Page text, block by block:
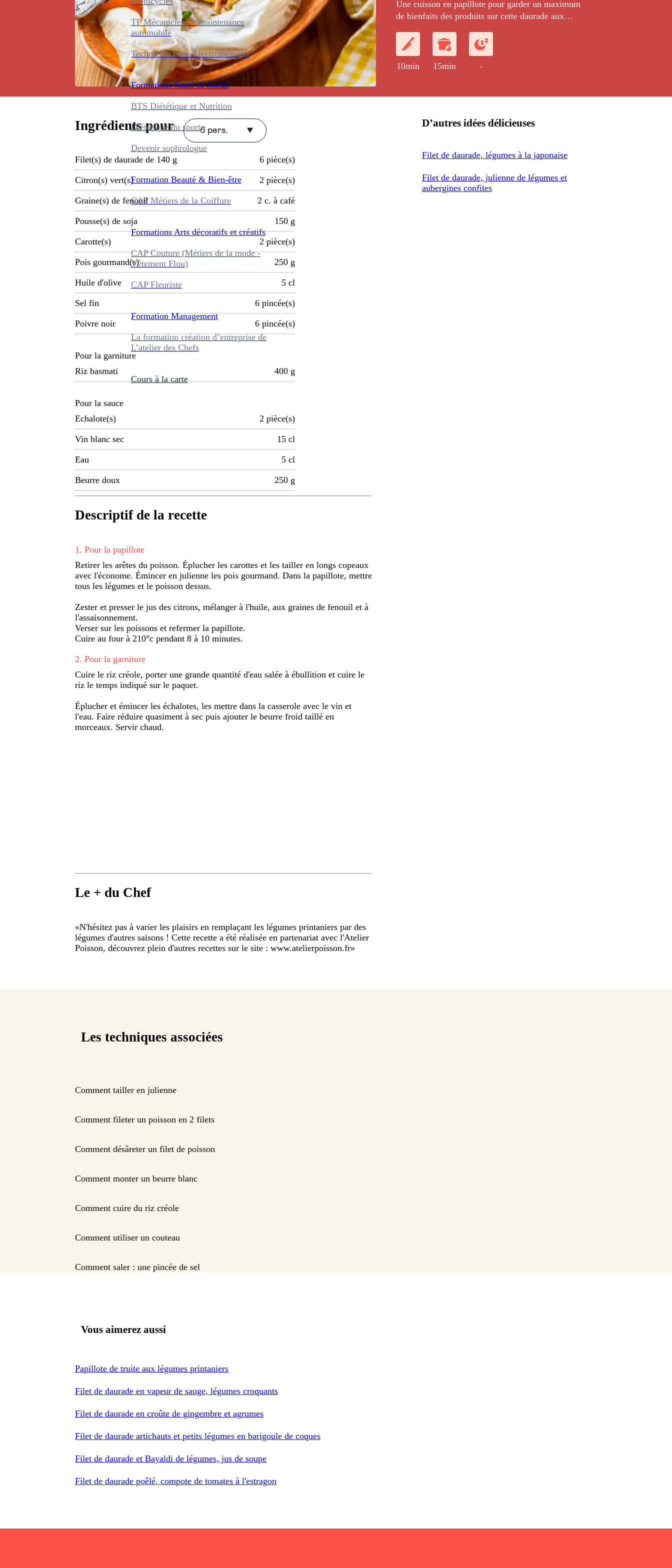
TP Mécanicien de maintenance
automobile
Technicien Gros Électroménager
Formations Santé & Social
BTS Diététique et Nutrition
Diététique du sport
Devenir sophrologue
Formation Beauté & Bien-être
CAP Métiers de la Coiffure
Formations Arts décoratifs et créatifs
CAP Couture (Métiers de la mode -
Vêtement Flou)
CAP Fleuriste
Formation Management
La formation création d’entreprise de
L’atelier des Chefs
Cours à la carte
Une cuisson en papillote pour garder un maximum
de bienfaits des produits sur cette daurade aux
10min 15min -
Ingrédients pour 6 pers.
Filet(s) de daurade de 140 g 6 pièce(s)
Citron(s) vert(s) 2 pièce(s)
Graine(s) de fenouil 2 c. à café
Pousse(s) de soja 150 g
Carotte(s) 2 pièce(s)
Pois gourmand(s) 250 g
Huile d'olive 5 cl
Sel fin 6 pincée(s)
Poivre noir 6 pincée(s)
Pour la garniture
Riz basmati
400 g
Pour la sauce
Echalote(s)
2 pièce(s)
Vin blanc sec 15 cl
Eau 5 cl
Beurre doux 250 g
Descriptif de la recette
1 . Pour la papillote
Retirer les arêtes du poisson. Éplucher les carottes et les tailler en longs copeaux
avec l'économe. Émincer en julienne les pois gourmand. Dans la papillote, mettre
tous les légumes et le poisson dessus.
Zester et presser le jus des citrons, mélanger à l'huile, aux graines de fenouil et à
l'assaisonnement.
Verser sur les poissons et refermer la papillote.
Cuire au four à 210°c pendant 8 à 10 minutes.
2. Pour la garniture
Cuire le riz créole, porter une grande quantité d'eau salée à ébullition et cuire le
riz le temps indiqué sur le paquet.
Éplucher et émincer les échalotes, les mettre dans la casserole avec le vin et
l'eau. Faire réduire quasiment à sec puis ajouter le beurre froid taillé en
morceaux. Servir chaud.
Le + du Chef
«N'hésitez pas à varier les plaisirs en remplaçant les légumes printaniers par des
légumes d'autres saisons ! Cette recette a été réalisée en partenariat avec l'Atelier
Poisson, découvrez plein d'autres recettes sur le site : www.atelierpoisson.fr»
D’autres idées délicieuses
Filet de daurade, légumes à la japonaise
Filet de daurade, julienne de légumes et
aubergines confites
Les techniques associées
Comment tailler en julienne
Comment fileter un poisson en 2 filets
Comment désâreter un filet de poisson
Comment monter un beurre blanc
Comment cuire du riz créole
Comment utiliser un couteau
Comment saler : une pincée de sel
Vous aimerez aussi
Papillote de truite aux légumes printaniers
Filet de daurade en vapeur de sauge, légumes croquants
Filet de daurade en croûte de gingembre et agrumes
Filet de daurade artichauts et petits légumes en barigoule de coques
Filet de daurade et Bayaldi de légumes, jus de soupe
Filet de daurade poêlé, compote de tomates à l'estragon